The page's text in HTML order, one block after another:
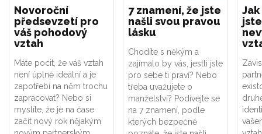
Novoroční
předsevzetí pro
váš pohodový
vztah
Máte pocit, že váš vztah
není úplně ideální a je
zapotřebí na něm trochu
zapracovat? Nebo si
myslíte, že je na čase
začít nový rok nějakým
7 znamení, že jste
našli svou pravou
lásku
Chodíte s někým a
zajímalo by vás, jestli jste
pro sebe ti praví? Nebo
třeba uvažujete o
manželství? Podívejte se
na 7 znamení, podle
kterých bezpečně